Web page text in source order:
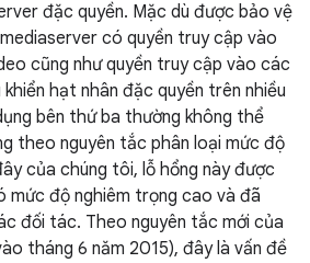
đặc quyền. Mặc dù được bảo vệ
có quyền truy cập vào
cũng như quyền truy cập vào các
hạt nhân đặc quyền trên nhiều
bên thứ ba thường không thể
theo nguyên tắc phân loại mức độ
của chúng tôi, lỗ hổng này được
mức độ nghiêm trọng cao và đã
đối tác. Theo nguyên tắc mới của
tháng 6 năm 2015), đây là vấn đề